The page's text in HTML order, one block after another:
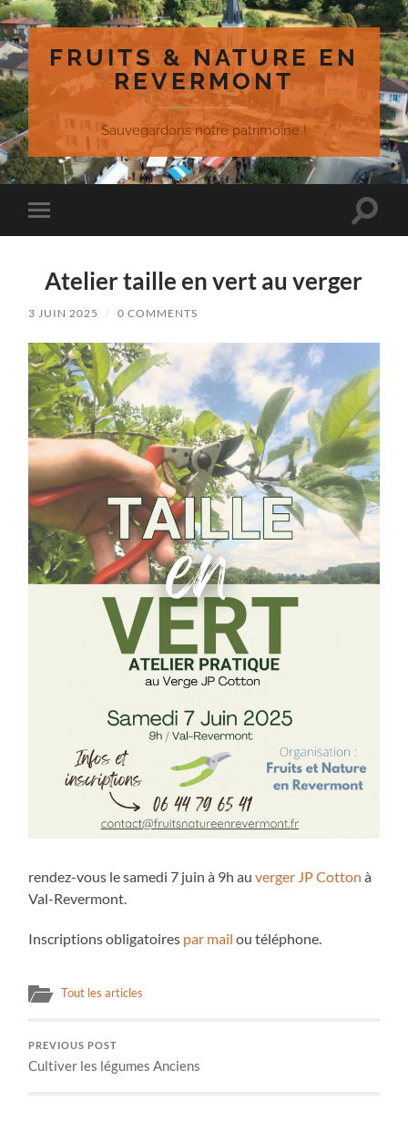
FRUITS & NATURE EN
REVERMONT
Sauvegardons notre patrimoine !
Toggle
mobile
Toggle
Atelier taille en vert au verger
3 JUIN 2025 / 0 COMMENTS
rendez-vous le samedi 7 juin à 9h auverger JP Cotton à
Val-Revermont.
Inscriptions obligatoires par mail ou téléphone.
Tout les articles
PREVIOUS POST
Cultiver les légumes Anciens